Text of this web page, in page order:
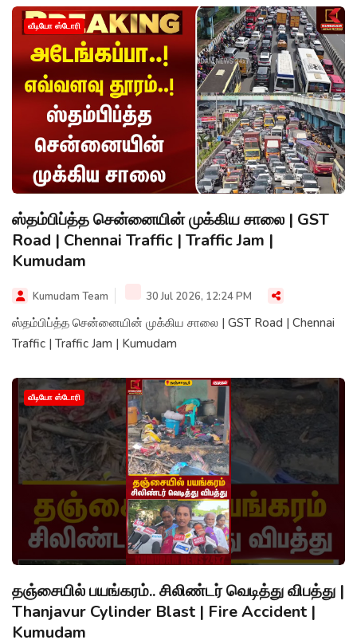
வீடியோ ஸ்டோரி
ஸ்தம்பிப்த்த சென்னையின் முக்கிய சாலை | GST
Road | Chennai Traffic | Traffic Jam |
Kumudam
Kumudam Team 30 Jul 2026, 12:24 PM
ஸ்தம்பிப்த்த சென்னையின் முக்கிய சாலை | GST Road | Chennai
Traffic | Traffic Jam | Kumudam
வீடியோ ஸ்டோரி
தஞ்சையில் பயங்கரம்.. சிலிண்டர் வெடித்து விபத்து |
Thanjavur Cylinder Blast | Fire Accident |
Kumudam